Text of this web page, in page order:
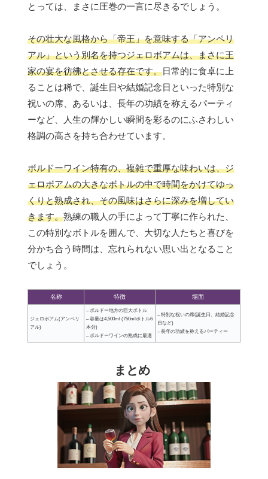
とっては、まさに圧巻の一言に尽きるでしょう。
その壮大な風格から「帝王」を意味する「アンペリ
アル」という別名を持つジェロボアムは、まさに王
家の宴を彷彿とさせる存在です。日常的に食卓に上
ることは稀で、誕生日や結婚記念日といった特別な
祝いの席、あるいは、長年の功績を称えるパーティ
ーなど、人生の輝かしい瞬間を彩るのにふさわしい
格調の高さを持ち合わせています。
ボルドーワイン特有の、複雑で重厚な味わいは、ジ
ェロボアムの大きなボトルの中で時間をかけてゆっ
くりと熟成され、その風味はさらに深みを増してい
きます。熟練の職人の手によって丁寧に作られた、
この特別なボトルを囲んで、大切な人たちと喜びを
分かち合う時間は、忘れられない思い出となること
でしょう。
名称 特徴 場面
ジェロボアム(アンペリ
アル)
– ボルドー地方の巨大ボトル
– 容量は4,500ml (750mlボトル6
本分)
– ボルドーワインの熟成に最適
– 特別な祝いの席(誕生日、結婚記念
日など)
– 長年の功績を称えるパーティー
まとめ